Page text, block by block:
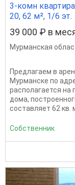
3-комн
20, 62 м², 1/6 эт.
39 000 ₽ в
Мурманская
Предлагаем в
Мурманске по
располагается
дома,
составляет 62 кв.
Собственник